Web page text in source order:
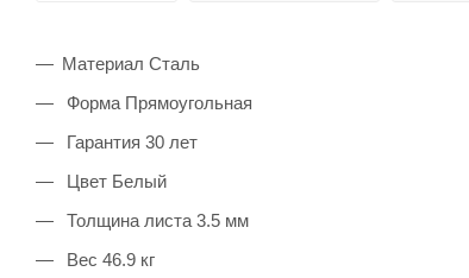
Материал Сталь
Форма Прямоугольная
Гарантия 30 лет
Цвет Белый
Толщина листа 3.5 мм
Вес 46.9 кг